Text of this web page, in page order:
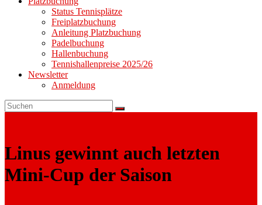
Status Tennisplätze
Freiplatzbuchung
Anleitung Platzbuchung
Padelbuchung
Hallenbuchung
Tennishallenpreise 2025/26
Newsletter
Anmeldung
Linus gewinnt auch letzten
Mini-Cup der Saison